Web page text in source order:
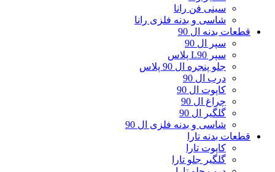
سینی فن رانا
شاسی و بدنه فلزی رانا
قطعات بدنه ال 90
سپر ال 90
سپر L90 پلاس
جلو پنجره ال 90 پلاس
درب ال 90
کاپوت ال 90
چراغ ال 90
گلگیر ال 90
شاسی و بدنه فلزی ال 90
قطعات بدنه تارا
کاپوت تارا
گلگیر جلو تارا